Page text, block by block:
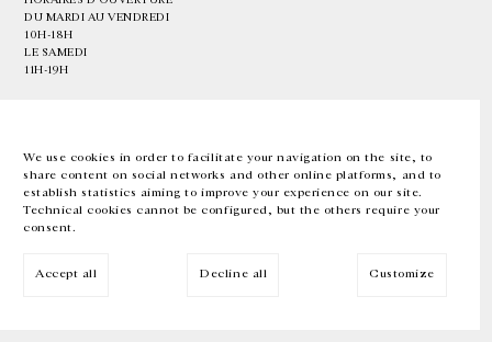
We use cookies in order to facilitate your navigation on the site, to
share content on social networks and other online platforms, and to
establish statistics aiming to improve your experience on our site.
Technical cookies cannot be configured, but the others require your
consent.
Accept all Decline all Customize
DU MARDI AU VENDREDI
10H-18H
LE SAMEDI
11H-19H
EN FR 中文 Facebook Instagram
Inscrivez-vous à notre newsletter